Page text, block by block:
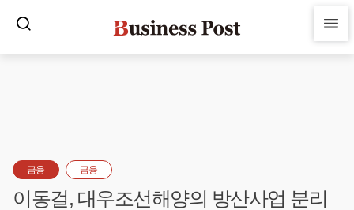
금융 금융
이동걸, 대우조선해양의 방산사업 분리